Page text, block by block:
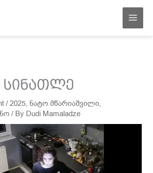
/2025, ნატო მწარიაშვილი,
/ By Dudi Mamaladze